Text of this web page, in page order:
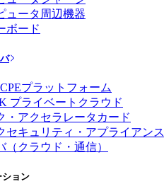
ュータ周辺機器
ボード
プラットフォーム
プライベートクラウド
・アクセラレータカード
セキュリティ・アプライアンス
（クラウド・通信）
ション